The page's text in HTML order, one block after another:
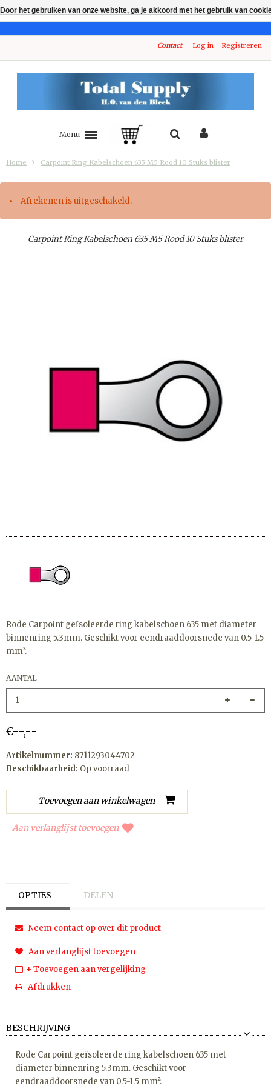
Contact Log in Registreren
Menu
Home Carpoint Ring Kabelschoen 635 M5 Rood 10 Stuks blister
Afrekenen is uitgeschakeld.
Carpoint Ring Kabelschoen 635 M5 Rood 10 Stuks blister
Rode Carpoint geïsoleerde ring kabelschoen 635 met diameter
binnenring 5.3mm. Geschikt voor eendraaddoorsnede van 0.5-1.5
mm².
AANTAL
€--,--
Artikelnummer: 8711293044702
Beschikbaarheid: Op voorraad
Aan verlanglijst toevoegen
OPTIES DELEN
Neem contact op over dit product
Aan verlanglijst toevoegen
+ Toevoegen aan vergelijking
Afdrukken
BESCHRIJVING
Rode Carpoint geïsoleerde ring kabelschoen 635 met
diameter binnenring 5.3mm. Geschikt voor
eendraaddoorsnede van 0.5-1.5 mm².
Door het gebruiken van onze website, ga je akkoord met het gebruik van